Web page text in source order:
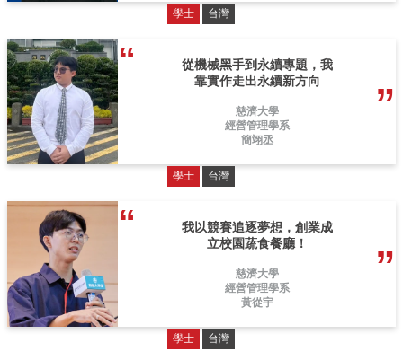
學士 台灣
從機械黑手到永續專題，我
靠實作走出永續新方向
慈濟大學
經營管理學系
簡翊丞
學士 台灣
我以競賽追逐夢想，創業成
立校園蔬食餐廳！
慈濟大學
經營管理學系
黃從宇
學士 台灣